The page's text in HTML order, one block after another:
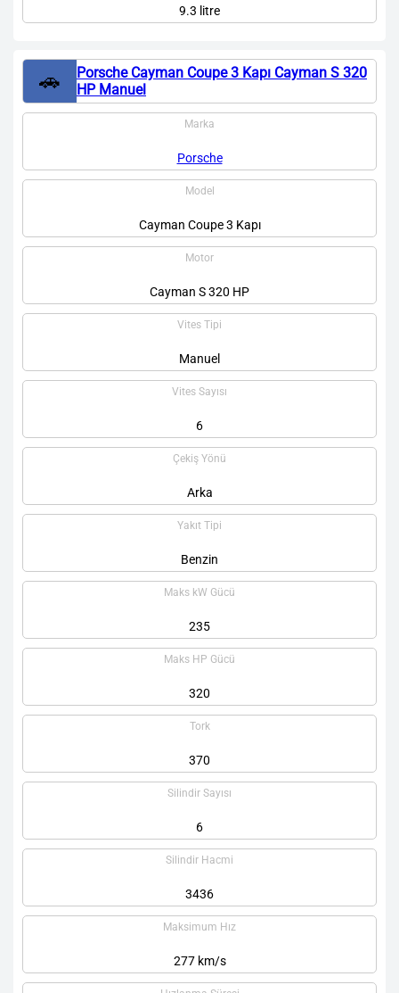
9.3 litre
🚗
Porsche Cayman Coupe 3 Kapı Cayman S 320
HP Manuel
Marka
Porsche
Model
Cayman Coupe 3 Kapı
Motor
Cayman S 320 HP
Vites Tipi
Manuel
Vites Sayısı
6
Çekiş Yönü
Arka
Yakıt Tipi
Benzin
Maks kW Gücü
235
Maks HP Gücü
320
Tork
370
Silindir Sayısı
6
Silindir Hacmi
3436
Maksimum Hız
277 km/s